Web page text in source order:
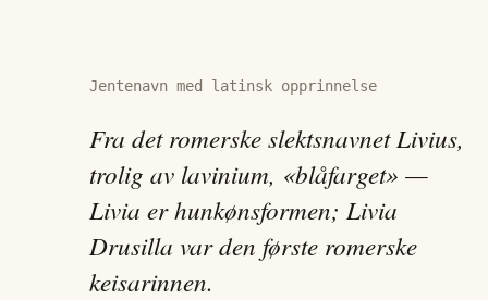
Jentenavn med latinsk opprinnelse
Fra det romerske slektsnavnet Livius,
trolig av lavinium, «blåfarget» —
Livia er hunkønsformen; Livia
Drusilla var den første romerske
keisarinnen.